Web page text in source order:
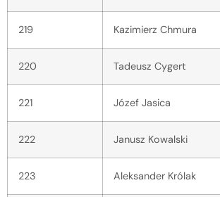
219 Kazimierz Chmura
220 Tadeusz Cygert
221 Józef Jasica
222 Janusz Kowalski
223 Aleksander Królak